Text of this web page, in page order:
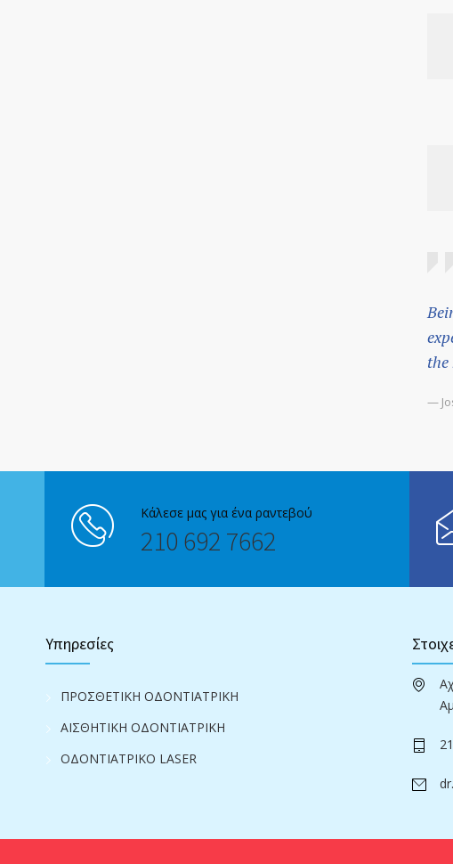
the
—
Κάλεσε μας για ένα ραντεβού
210 692 7662
Υπηρεσίες
ΠΡΟΣΘΕΤΙΚΗ ΟΔΟΝΤΙΑΤΡΙΚΗ
ΑΙΣΘΗΤΙΚΗ ΟΔΟΝΤΙΑΤΡΙΚΗ
ΟΔΟΝΤΙΑΤΡΙΚΟ LASER